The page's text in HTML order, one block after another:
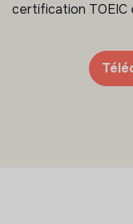
certification TOEIC